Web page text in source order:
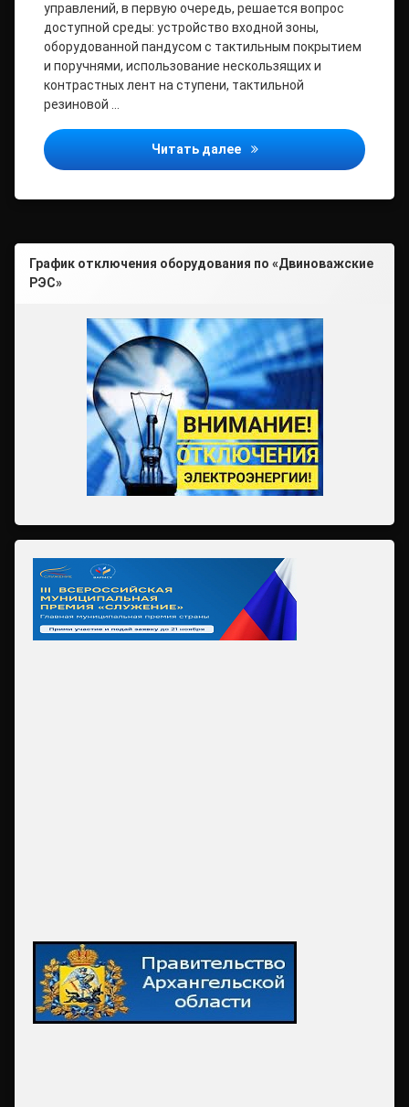
управлений, в первую очередь, решается вопрос
доступной среды: устройство входной зоны,
оборудованной пандусом с тактильным покрытием
и поручнями, использование нескользящих и
контрастных лент на ступени, тактильной
резиновой …
Читать далее Доступная среда в
График отключения оборудования по «Двиноважские
РЭС»